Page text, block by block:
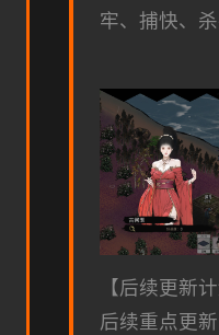
牢、捕快、
【后续更新计
后续重点更